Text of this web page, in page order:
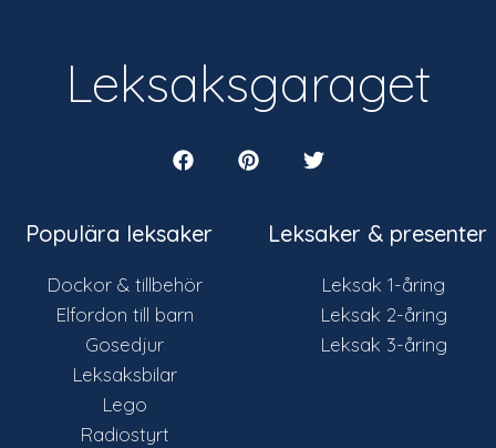
Populära leksaker
Dockor & tillbehör
Elfordon till barn
Gosedjur
Leksaksbilar
Lego
Radiostyrt
Leksaksgaraget
Leksaker & presenter
Leksak 1-åring
Leksak 2-åring
Leksak 3-åring